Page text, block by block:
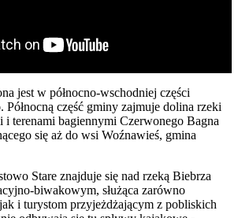
jest w północno-wschodniej części
część gminy zajmuje dolina rzeki
i terenami bagiennymi Czerwonego Bagna
się aż do wsi Woźnawieś, gmina
Stare znajduje się nad rzeką Biebrza
biwakowym, służąca zarówno
i turystom przyjeżdżającym z pobliskich